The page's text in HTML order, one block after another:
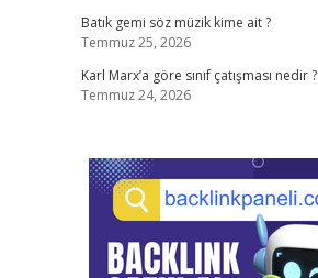
Batık gemi söz müzik kime ait ?
Temmuz 25, 2026
Karl Marx’a göre sınıf çatışması nedir ?
Temmuz 24, 2026